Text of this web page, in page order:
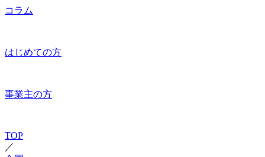
コラム
はじめての方
事業主の方
TOP
／